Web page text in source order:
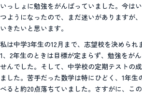
いっしょに勉強をがんばっていました。今は
つようになったので、まだ迷いがありますが
いきたいと思います。
私は中学3年生の12月まで、志望校を決められ
1、2年生のときは目標が定まらず、勉強をが
せんでした。そして、中学校の定期テストの
ました。苦手だった数学は特にひどく、1年生
べると約20点落ちていました。さすがに、こ